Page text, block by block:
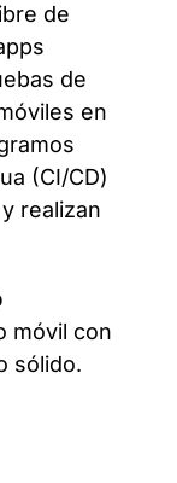
de
de
en
(CI/CD)
realizan
móvil con
sólido.